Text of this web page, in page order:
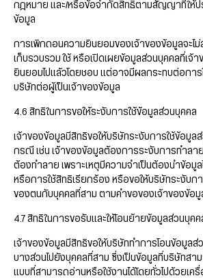
กฎหมาย และ/หรือข้อจำกัดสิทธิตามสัญญาที่ให้ปร
ข้อมูล
การเพิกถอนความยินยอมของเจ้าของข้อมูลจะไ
เก็บรวบรวม ใช้ หรือเปิดเผยข้อมูลส่วนบุคคลที่เจ้า
ยินยอมไปแล้วโดยชอบ แต่อาจมีผลกระทบต่อกา
บริษัทต่อผู้เป็นเจ้าของข้อมูล
4.6 สิทธิในการขอให้ระงับการใช้ข้อมูลส่วนบุคคล
เจ้าของข้อมูลมีสิทธิขอให้บริษัทระงับการใช้ข้อมูล
กรณี เช่น เจ้าของข้อมูลต้องการระงับการทำลา
ต้องทำลาย เพราะเหตุมีความจำเป็นต้องนำข้อมูล
หรือการใช้สิทธิเรียกร้อง หรือขอให้บริษัทระงับ
ของตนกับบุคคลที่สาม ตามคำขอของเจ้าของข้อมู
4.7 สิทธิในการขอรับและให้โอนย้ายข้อมูลส่วนบุคค
เจ้าของข้อมูลมีสิทธิขอให้บริษัททำการโอนข้อมูล
บางส่วนไปยังบุคคลที่สาม ซึ่งเป็นข้อมูลที่บริษัทสา
แบบที่สามารถอ่านหรือใช้งานได้โดยทั่วไปด้วยเ